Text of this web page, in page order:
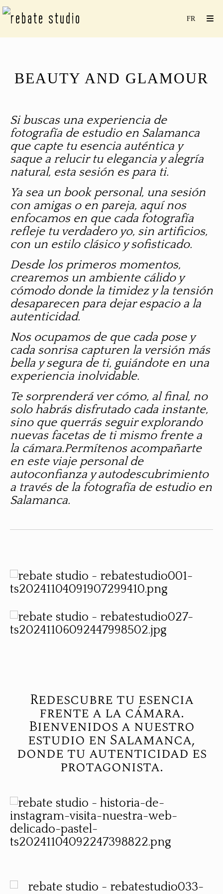
BEAUTY AND GLAMOUR
Si buscas una experiencia de
fotografía de estudio en Salamanca
que capte tu esencia auténtica y
saque a relucir tu elegancia y alegría
natural, esta sesión es para ti.
Ya sea un book personal, una sesión
con amigas o en pareja, aquí nos
enfocamos en que cada fotografía
refleje tu verdadero yo, sin artificios,
con un estilo clásico y sofisticado.
Desde los primeros momentos,
crearemos un ambiente cálido y
cómodo donde la timidez y la tensión
desaparecen para dejar espacio a la
autenticidad.
Nos ocupamos de que cada pose y
cada sonrisa capturen la versión más
bella y segura de ti, guiándote en una
experiencia inolvidable.
Te sorprenderá ver cómo, al final, no
solo habrás disfrutado cada instante,
sino que querrás seguir explorando
nuevas facetas de ti mismo frente a
la cámara.Permítenos acompañarte
en este viaje personal de
autoconfianza y autodescubrimiento
a través de la fotografía de estudio en
Salamanca.
Redescubre tu esencia
frente a la cámara.
Bienvenidos a nuestro
estudio en Salamanca,
donde tu autenticidad es
protagonista.